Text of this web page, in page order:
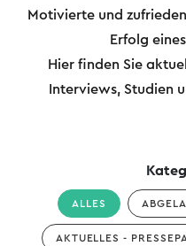
Motivierte und
Erfolg
Hier finden Sie
Interviews, Studien
ALLES
AKTUELLES -